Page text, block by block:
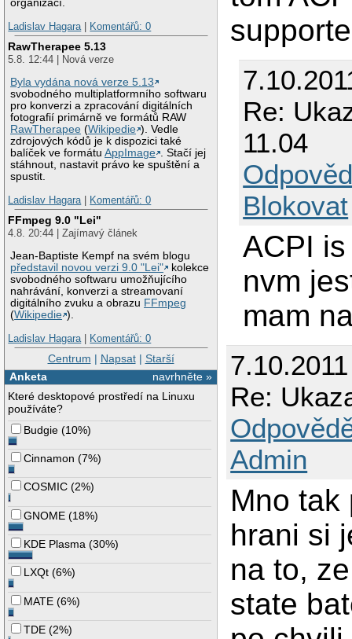
organizací.
Ladislav Hagara | Komentářů: 0
RawTherapee 5.13
5.8. 12:44 | Nová verze
Byla vydána nová verze 5.13
svobodného multiplatformního softwaru
pro konverzi a zpracování digitálních
fotografií primárně ve formátů RAW
RawTherapee (Wikipedie ). Vedle
zdrojových kódů je k dispozici také
balíček ve formátuAppImage
. Stačí jej
stáhnout, nastavit právo ke spuštění a
spustit.
Ladislav Hagara | Komentářů: 0
FFmpeg 9.0 "Lei"
4.8. 20:44 | Zajímavý článek
Jean-Baptiste Kempf na svém blogu
představil novou verzi 9.0 "Lei"
kolekce
svobodného softwaru umožňujícího
nahrávání, konverzi a streamovaní
digitálního zvuku a obrazu FFmpeg
(Wikipedie ).
Ladislav Hagara | Komentářů: 0
Centrum | Napsat| Starší
navrhněte »
Anketa
Které desktopové prostředí na Linuxu
používáte?
Budgie (10%)
Cinnamon (7%)
COSMIC (2%)
GNOME (18%)
KDE Plasma (30%)
LXQt (6%)
MATE (6%)
TDE (2%)
Re:
11.04
Blokovat
ACPI
nvm
mam
Re:
Admin
Mno tak
hrani si
na to,
state